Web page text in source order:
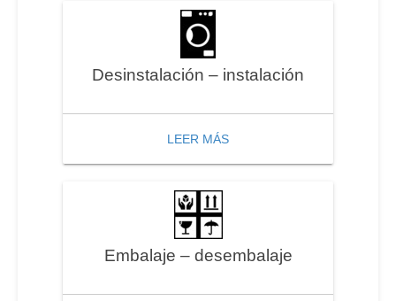
Desinstalación – instalación
LEER MÁS
Embalaje – desembalaje